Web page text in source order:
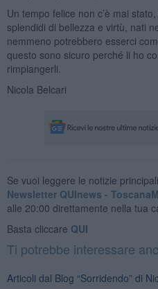
Un tempo felice non c’è mai
splendidi di bellezza e virtù, nati
nemmeno potrebbero esserci
questo sono sicuro perché li ho
rimpiangerli.
Nicola Belcari
Se vuoi leggere le notizie
Newsletter QUInews -
alle 20:00 direttamente nella tua
Basta cliccare QUI
Ti potrebbe interessare
Articoli dal Blog “Sorridendo” di